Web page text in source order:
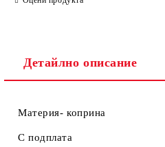
Детайлно описание
Материя- коприна
С подплата